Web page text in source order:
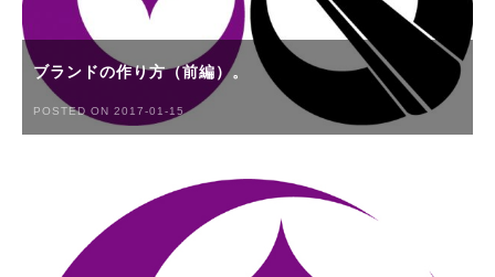
ブランドの作り方（前編）。
POSTED ON 2017-01-15